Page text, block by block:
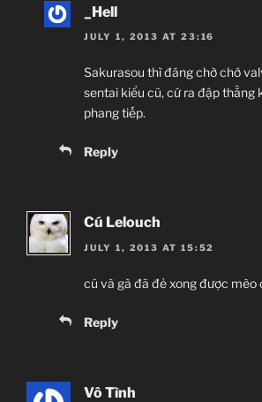
_Hell
JULY 1, 2013 AT 23:16
Sakurasou thì đáng chờ chớ
sentai kiểu cũ, cứ ra đập thằng
phang tiếp.
Reply
Cú Lelouch
JULY 1, 2013 AT 15:52
cú và gà đã đẻ xong được mèo
Reply
Vô Tình